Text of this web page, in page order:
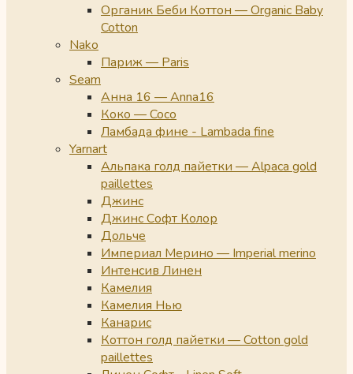
Органик Беби Коттон — Organic Baby
Cotton
Nako
Париж — Paris
Seam
Анна 16 — Anna16
Коко — Coco
Ламбада фине - Lambada fine
Yarnart
Альпака голд пайетки — Alpaca gold
paillettes
Джинс
Джинс Софт Колор
Дольче
Империал Мерино — Imperial merino
Интенсив Линен
Камелия
Камелия Нью
Канарис
Коттон голд пайетки — Cotton gold
paillettes